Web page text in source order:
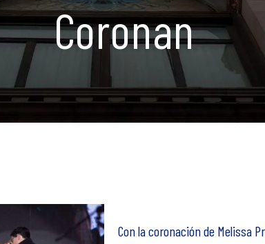
Coronan
Con la coronación de Melissa